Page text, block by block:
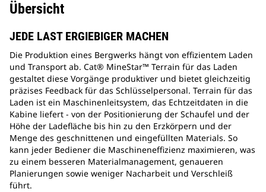
Übersicht
JEDE LAST ERGIEBIGER MACHEN
Die Produktion eines Bergwerks hängt von effizientem Laden
und Transport ab. Cat® MineStar™ Terrain für das Laden
gestaltet diese Vorgänge produktiver und bietet gleichzeitig
präzises Feedback für das Schlüsselpersonal. Terrain für das
Laden ist ein Maschinenleitsystem, das Echtzeitdaten in die
Kabine liefert - von der Positionierung der Schaufel und der
Höhe der Ladefläche bis hin zu den Erzkörpern und der
Menge des geschnittenen und eingefüllten Materials. So
kann jeder Bediener die Maschineneffizienz maximieren, was
zu einem besseren Materialmanagement, genaueren
Planierungen sowie weniger Nacharbeit und Verschleiß
führt.